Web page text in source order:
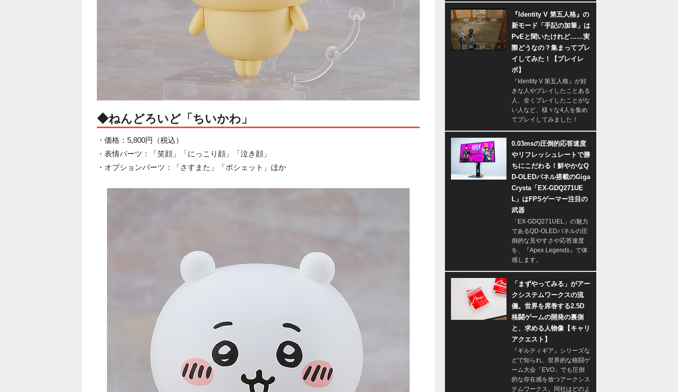
◆ねんどろいど「ちいかわ」
・価格：5,800円（税込）
・表情パーツ：「笑顔」「にっこり顔」「泣き顔」
・オプションパーツ：「さすまた」「ポシェット」ほか
『Identity V 第五人格』の
新モード「手記の加筆」は
PvEと聞いたけれど……実
際どうなの？集まってプレ
イしてみた！【プレイレ
ポ】
『Identity V 第五人格』が好
きな人やプレイしたことある
人、全くプレイしたことがな
い人など、様々な4人を集め
てプレイしてみました！
0.03msの圧倒的応答速度
やリフレッシュレートで勝
ちにこだわる！鮮やかなQ
D-OLEDパネル搭載のGiga
Crysta「EX-GDQ271UE
L」はFPSゲーマー注目の
武器
「EX-GDQ271UEL」の魅力
であるQD-OLEDパネルの圧
倒的な見やすさや応答速度
を、『Apex Legends』で体
感します。
「まずやってみる」がアー
クシステムワークスの流
儀。世界を席巻する2.5D
格闘ゲームの開発の裏側
と、求める人物像【キャリ
アクエスト】
『ギルティギア』シリーズな
どで知られ、世界的な格闘ゲ
ーム大会「EVO」でも圧倒
的な存在感を放つアークシス
テムワークス。同社はどのよ